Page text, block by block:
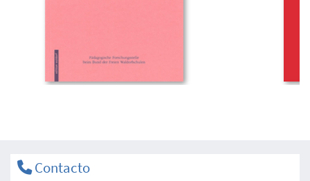
Contacto